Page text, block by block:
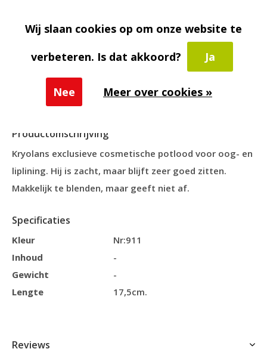
Toevoegen aan vergelijking
Productomschrijving
Kryolans exclusieve cosmetische potlood voor oog- en
liplining. Hij is zacht, maar blijft zeer goed zitten.
Makkelijk te blenden, maar geeft niet af.
Specificaties
Kleur
Nr:911
Inhoud
-
Gewicht
-
Lengte
17,5cm.
Reviews
Wij slaan cookies op om onze website te
verbeteren. Is dat akkoord?
Ja
Nee Meer over cookies »